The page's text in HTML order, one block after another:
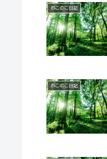
のこのこ日記
のこのこ日記